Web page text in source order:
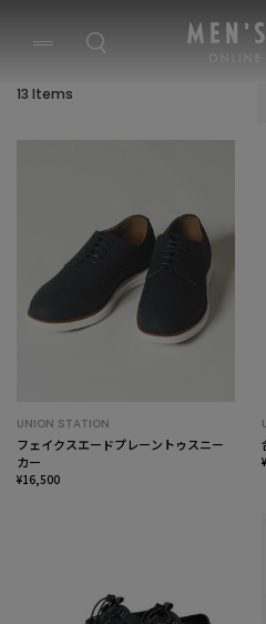
13 Items
UNION STATION
フェイクスエードプレーントゥスニー
カー
¥16,500